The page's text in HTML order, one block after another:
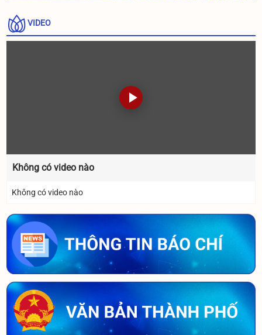
VIDEO
Không có video nào
Không có video nào